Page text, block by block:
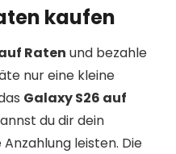
kaufen
Raten und bezahle
nur eine kleine
Galaxy S26 auf
du dir dein
leisten. Die